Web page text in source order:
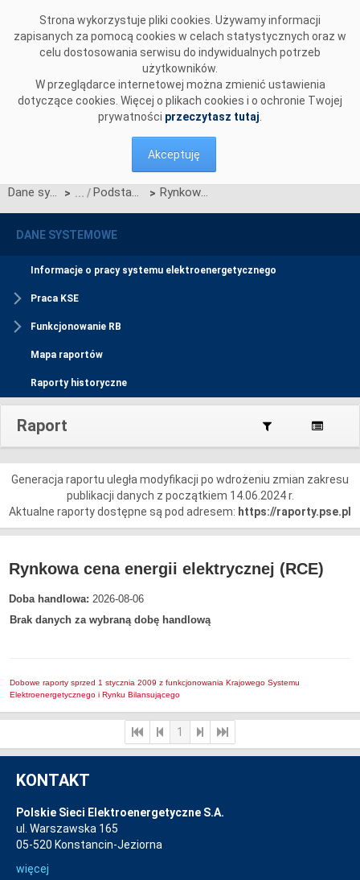
Strona wykorzystuje pliki cookies. Używamy informacji
zapisanych za pomocą cookies w celach statystycznych oraz w
celu dostosowania serwisu do indywidualnych potrzeb
użytkowników.
W przeglądarce internetowej można zmienić ustawienia
dotyczące cookies. Więcej o plikach cookies i o ochronie Twojej
prywatności przeczytasz tutaj
Akceptuję
Dane systemowe > Podstawowe wskaźniki cenowe i kosztowe > Rynkowa cena energii elektrycznej (RCE)
DANE SYSTEMOWE
Informacje o pracy systemu elektroenergetycznego
Praca KSE
Funkcjonowanie RB
Mapa raportów
Raporty historyczne
Raport
Generacja raportu uległa modyfikacji po wdrożeniu zmian zakresu
publikacji danych z początkiem 14.06.2024 r.
Aktualne raporty dostępne są pod adresem: https://raporty.pse.pl
Rynkowa cena energii elektrycznej (RCE)
Doba handlowa: 2026-08-06
Brak danych za wybraną dobę handlową
Dobowe raporty sprzed 1 stycznia 2009 z funkcjonowania Krajowego Systemu
Elektroenergetycznego i Rynku Bilansującego
1
KONTAKT
Polskie Sieci Elektroenergetyczne S.A.
ul. Warszawska 165
05-520 Konstancin-Jeziorna
więcej